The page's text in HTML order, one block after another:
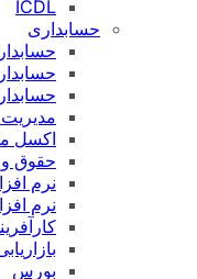
ICDL
حسابداری
اکسل
حقوق
نرم
نرم
بورس